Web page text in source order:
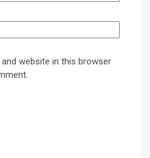
website in this browser